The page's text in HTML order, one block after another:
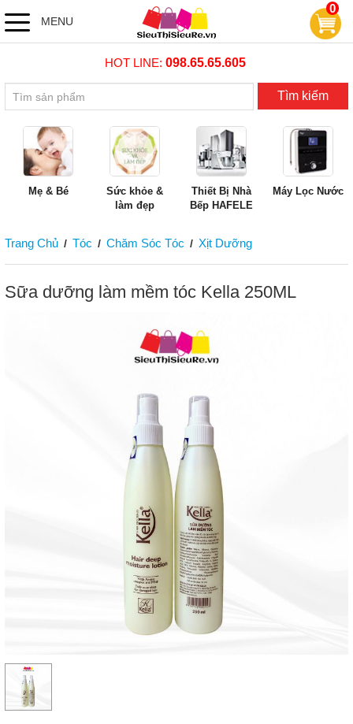
MENU
0
HOT LINE: 098.65.65.605
Tìm kiếm
Mẹ & Bé
Sức khỏe &
làm đẹp
Thiết Bị Nhà
Bếp HAFELE
Máy Lọc Nước
Trang Chủ / Tóc / Chăm Sóc Tóc / Xịt Dưỡng
Sữa dưỡng làm mềm tóc Kella 250ML